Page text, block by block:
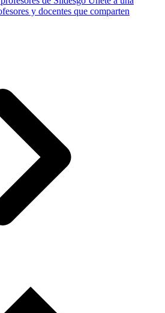
y docentes que comparten